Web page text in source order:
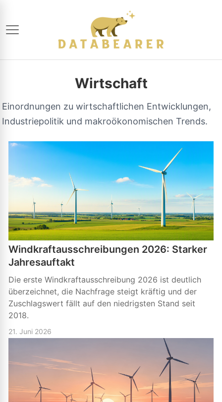
Wirtschaft
Einordnungen zu wirtschaftlichen Entwicklungen,
Industriepolitik und makroökonomischen Trends.
Windkraftausschreibungen 2026: Starker
Jahresauftakt
Die erste Windkraftausschreibung 2026 ist deutlich
überzeichnet, die Nachfrage steigt kräftig und der
Zuschlagswert fällt auf den niedrigsten Stand seit
2018.
21. Juni 2026